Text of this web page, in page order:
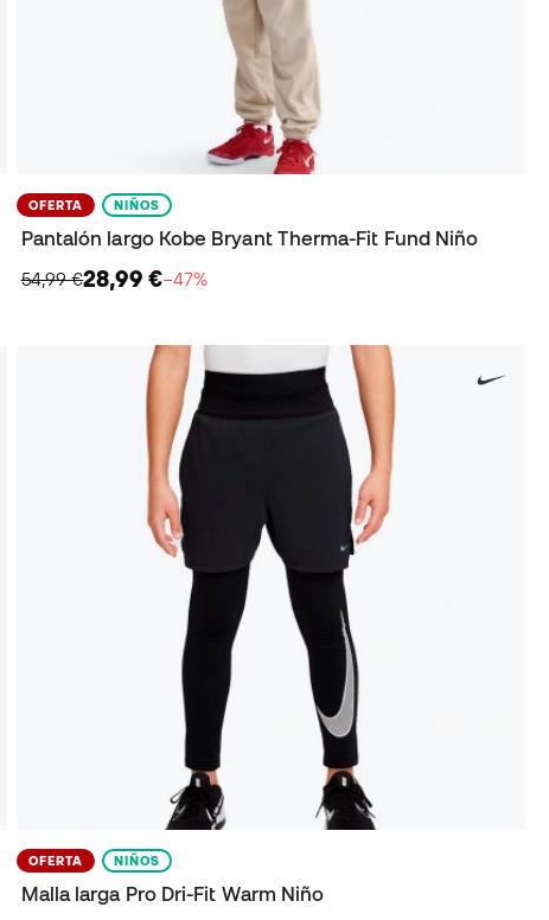
OFERTA NIÑOS
Pantalón largo Kobe Bryant Therma-Fit Fund Niño
54,99 €28,99 €−47%
OFERTA NIÑOS
Malla larga Pro Dri-Fit Warm Niño